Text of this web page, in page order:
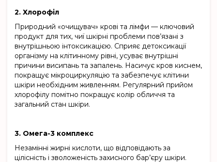
2. Хлорофіл
Природний «очищувач» крові та лімфи — ключовий
продукт для тих, чиї шкірні проблеми пов’язані з
внутрішньою інтоксикацією. Сприяє детоксикації
організму на клітинному рівні, усуває внутрішні
причини висипань та запалень. Насичує кров киснем,
покращує мікроциркуляцію та забезпечує клітини
шкіри необхідним живленням. Регулярний прийом
хлорофілу помітно покращує колір обличчя та
загальний стан шкіри.
3. Омега-3 комплекс
Незамінні жирні кислоти, що відповідають за
цілісність і зволоженість захисного бар’єру шкіри.